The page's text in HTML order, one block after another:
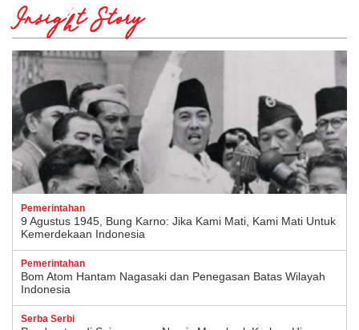
Insight Story
Pemerintahan
9 Agustus 1945, Bung Karno: Jika Kami Mati, Kami Mati Untuk
Kemerdekaan Indonesia
Pemerintahan
Bom Atom Hantam Nagasaki dan Penegasan Batas Wilayah
Indonesia
Serba Serbi